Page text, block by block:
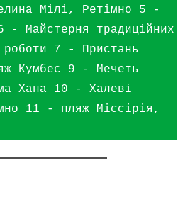
Мілі, Ретімно 5 -
- Майстерня традиційних
роботи 7 - Пристань
Кумбес 9 - Мечеть
Хана 10 - Халеві
11 - пляж Міссірія,